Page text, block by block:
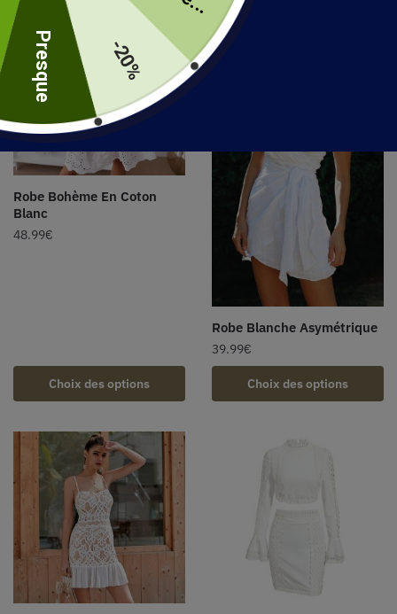
Robe Bohème En Coton
Blanc
48.99€
Choix des options
Robe Blanche Asymétrique
39.99€
Choix des options
-20%
Presque